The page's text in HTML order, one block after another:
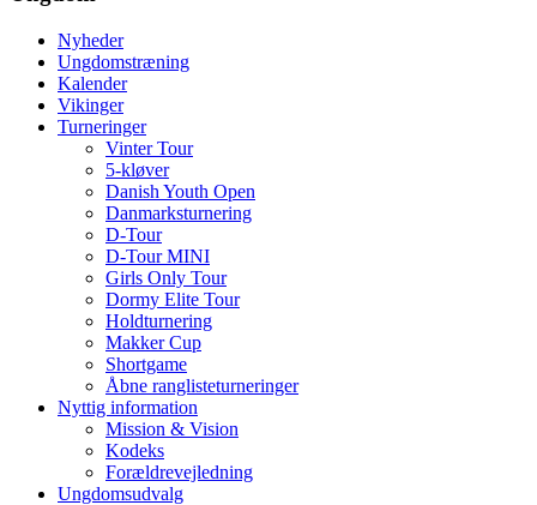
Nyheder
Ungdomstræning
Kalender
Vikinger
Turneringer
Vinter Tour
5-kløver
Danish Youth Open
Danmarksturnering
D-Tour
D-Tour MINI
Girls Only Tour
Dormy Elite Tour
Holdturnering
Makker Cup
Shortgame
Åbne ranglisteturneringer
Nyttig information
Mission & Vision
Kodeks
Forældrevejledning
Ungdomsudvalg